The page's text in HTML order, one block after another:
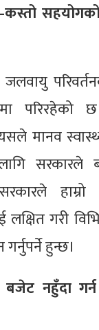
सहयोगको
मानव
सरकारले
हाम्रो
गरी
हुन्छ।
बजेट नहुँदा